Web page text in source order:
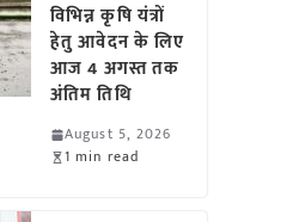
विभिन्न कृषि यंत्रों
हेतु आवेदन के लिए
आज 4 अगस्त तक
अंतिम तिथि
August 5, 2026
1 min read